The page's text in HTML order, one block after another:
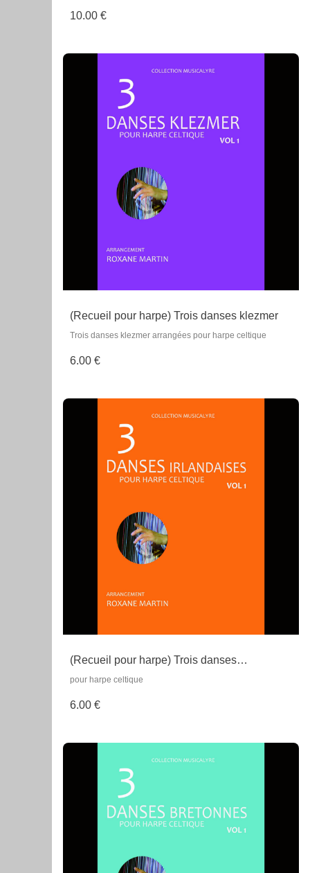
10.00 €
(Recueil pour harpe) Trois danses klezmer
Trois danses klezmer arrangées pour harpe celtique
6.00 €
(Recueil pour harpe) Trois danses
irlandaises
pour harpe celtique
6.00 €